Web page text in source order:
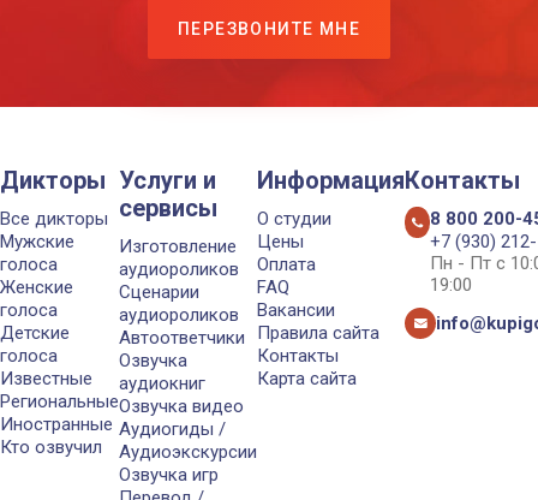
ПЕРЕЗВОНИТЕ МНЕ
Дикторы
Все дикторы
Мужские
голоса
Женские
голоса
Детские
голоса
Известные
Региональные
Иностранные
Кто озвучил
Услуги и
сервисы
Изготовление
аудиороликов
Сценарии
аудиороликов
Автоответчики
Озвучка
аудиокниг
Озвучка видео
Аудиогиды /
Аудиоэкскурсии
Озвучка игр
Информация
О студии
Цены
Оплата
FAQ
Вакансии
Правила сайта
Контакты
Карта сайта
Контакты
8 800 200-
+7 (930)
Пн - Пт с
19:00